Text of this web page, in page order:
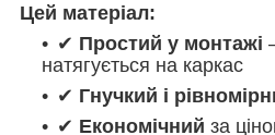
Цей матеріал:
✔ Простий у монтажі
натягується на каркас
✔ Гнучкий і
✔ Економічний за